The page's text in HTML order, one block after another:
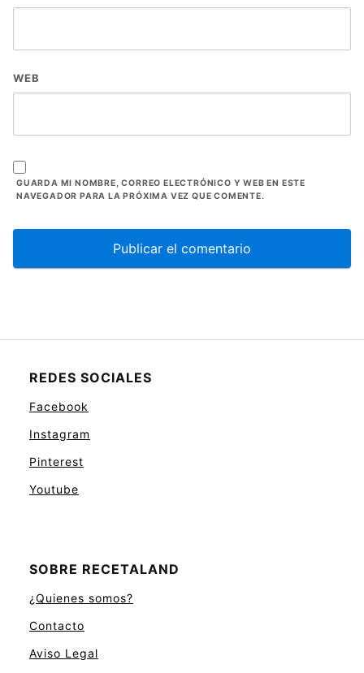
WEB
GUARDA MI NOMBRE, CORREO ELECTRÓNICO Y WEB EN ESTE
NAVEGADOR PARA LA PRÓXIMA VEZ QUE COMENTE.
REDES SOCIALES
Facebook
Instagram
Pinterest
Youtube
SOBRE RECETALAND
¿Quienes somos?
Contacto
Aviso Legal